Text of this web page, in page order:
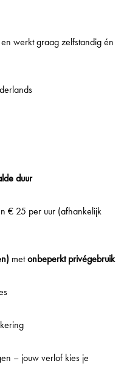
werkt graag zelfstandig én
duur
€ 25 per uur (afhankelijk
metonbeperkt privégebruik
– jouw verlof kies je